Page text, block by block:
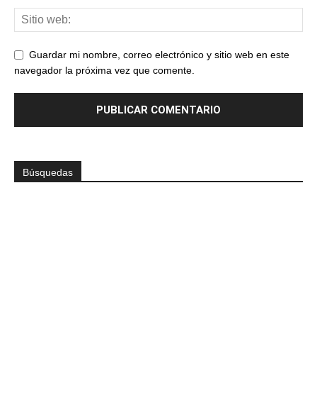
Guardar mi nombre, correo electrónico y sitio web en este
navegador la próxima vez que comente.
Búsquedas